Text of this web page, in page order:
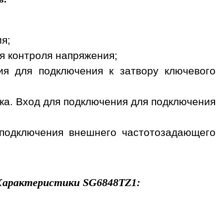
контроля напряжения;
подключения к затвору ключевого
Вход для подключения для подключения
внешнего частотозадающего
SG6848TZ1: